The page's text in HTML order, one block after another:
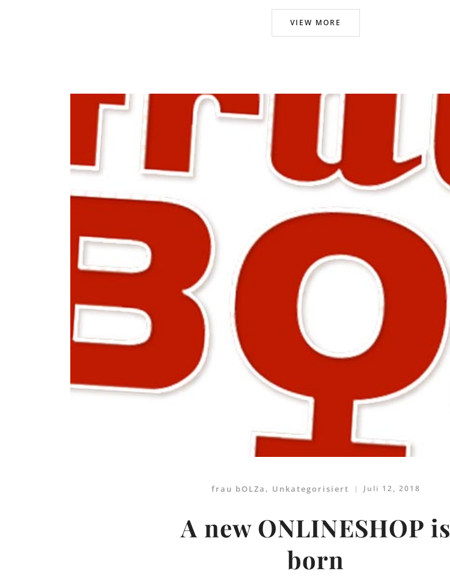
VIEW MORE
frau bOLZa , Unkategorisiert Juli 12, 2018
A new ONLINESHOP is
born